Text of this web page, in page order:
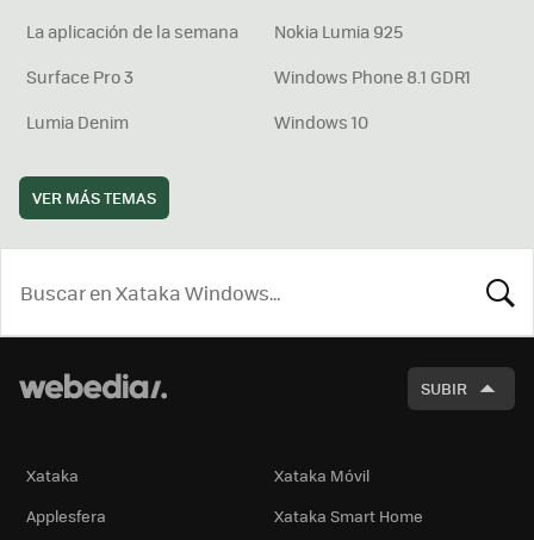
La aplicación de la semana
Nokia Lumia 925
Surface Pro 3
Windows Phone 8.1 GDR1
Lumia Denim
Windows 10
VER MÁS TEMAS
SUBIR
Xataka
Xataka Móvil
Applesfera
Xataka Smart Home